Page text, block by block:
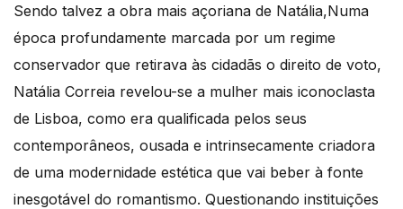
Sendo talvez a obra mais açoriana de Natália,Numa
época profundamente marcada por um regime
conservador que retirava às cidadãs o direito de voto,
Natália Correia revelou-se a mulher mais iconoclasta
de Lisboa, como era qualificada pelos seus
contemporâneos, ousada e intrinsecamente criadora
de uma modernidade estética que vai beber à fonte
inesgotável do romantismo. Questionando instituições